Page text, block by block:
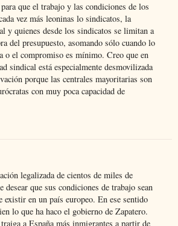
que el trabajo y las condiciones de los
vez más leoninas lo sindicatos, la
y quienes desde los sindicatos se limitan a
del presupuesto, asomando sólo cuando lo
o el compromiso es mínimo. Creo que en
sindical está especialmente desmovilizada
porque las centrales mayoritarias son
con muy poca capacidad de
legalizada de cientos de miles de
desear que sus condiciones de trabajo sean
existir en un país europeo. En ese sentido
lo que ha haco el gobierno de Zapatero.
a España más inmigrantes a partir de